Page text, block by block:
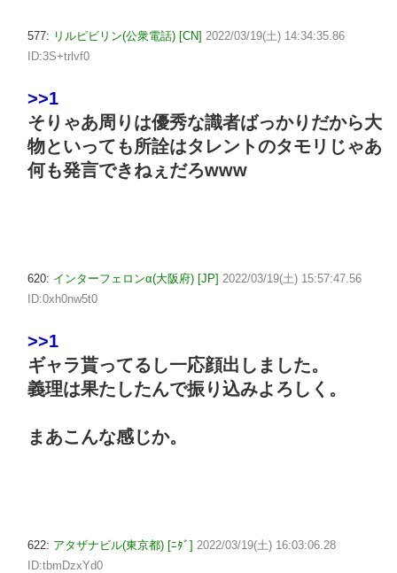
577: リルピビリン(公衆電話) [CN] 2022/03/19(土) 14:34:35.86
ID:3S+trlvf0
>>1
そりゃあ周りは優秀な識者ばっかりだから大
物といっても所詮はタレントのタモリじゃあ
何も発言できねぇだろwww
620: インターフェロンα(大阪府) [JP] 2022/03/19(土) 15:57:47.56
ID:0xh0nw5t0
>>1
ギャラ貰ってるし一応顔出しました。
義理は果たしたんで振り込みよろしく。
まあこんな感じか。
622: アタザナビル(東京都) [ﾆﾀﾞ] 2022/03/19(土) 16:03:06.28
ID:tbmDzxYd0